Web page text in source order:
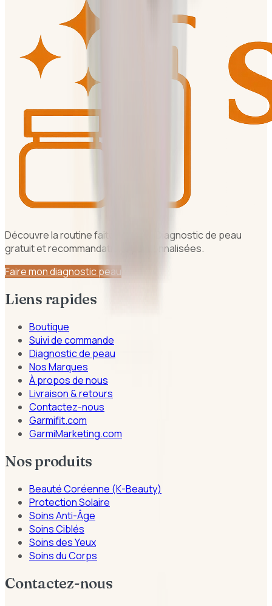
Découvre la routine faite pour toi. Diagnostic de peau
gratuit et recommandations personnalisées.
Faire mon diagnostic peau
Liens rapides
Boutique
Suivi de commande
Diagnostic de peau
Nos Marques
À propos de nous
Livraison & retours
Contactez-nous
Garmifit.com
GarmiMarketing.com
Nos produits
Beauté Coréenne (K-Beauty)
Protection Solaire
Soins Anti-Âge
Soins Ciblés
Soins des Yeux
Soins du Corps
Contactez-nous